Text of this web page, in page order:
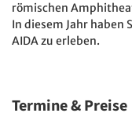
römischen
In diesem Jahr haben
AIDA zu erleben.
Termine & Preise